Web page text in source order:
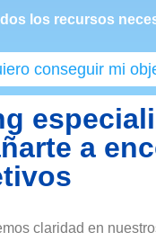
los recursos
conseguir mi
a
claridad en